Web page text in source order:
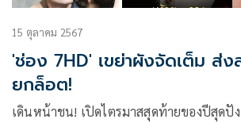
15 ตุลาคม 2567
'ช่อง 7HD' เขย่าผังจัดเต็ม ส่ง
ยกล็อต!
เดินหน้าชน! เปิดไตรมาสสุดท้ายของปีสุดปัง